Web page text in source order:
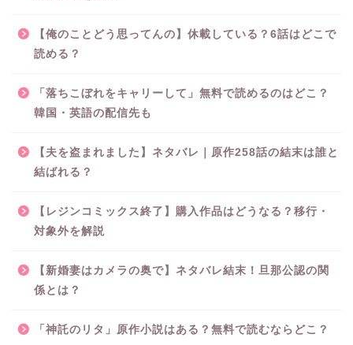
【俺のことどう思ってんの】休載している？6話はどこで
読める？
「落ちこぼれをキャリーして」無料で読めるのはどこ？
韓国・英語の配信先も
【夫を盗まれました】ネタバレ｜原作258話の結末は誰と
結ばれる？
【レジンコミックス終了】購入作品はどうなる？移行・
対象外を解説
【新婚妻はカメラの奥で】ネタバレ結末！旦那公認の関
係とは？
「神託のリタ」原作小説はある？無料で読むならどこ？